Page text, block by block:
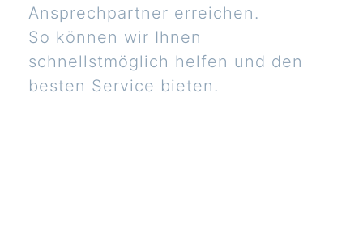
Ansprechpartner erreichen.
So können wir Ihnen
schnellstmöglich helfen und den
besten Service bieten.